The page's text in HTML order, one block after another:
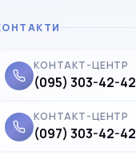
КОНТАКТ-ЦЕНТР
(095) 303-42-42
КОНТАКТ-ЦЕНТР
(097) 303-42-42